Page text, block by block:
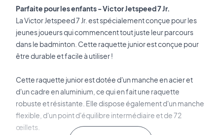
Parfaite pour les enfants - Victor Jetspeed 7 Jr.
La Victor Jetspeed 7 Jr. est spécialement conçue pour les
jeunes joueurs qui commencent tout juste leur parcours
dans le badminton. Cette raquette junior est conçue pour
être durable et facile à utiliser !
Cette raquette junior est dotée d'un manche en acier et
d'un cadre en aluminium, ce qui en fait une raquette
robuste et résistante. Elle dispose également d'un manche
flexible, d'un point d'équilibre intermédiaire et de 72
œillets.